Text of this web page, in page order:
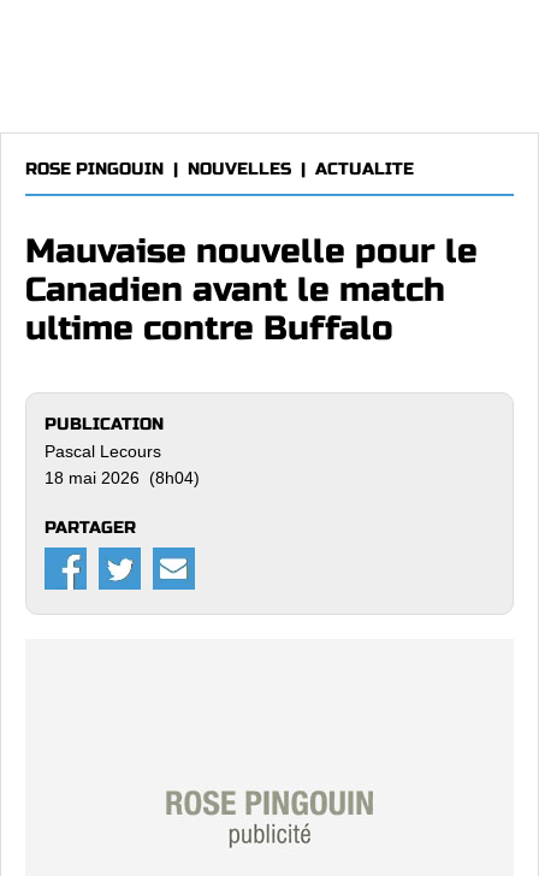
ROSE PINGOUIN | NOUVELLES | ACTUALITE
Mauvaise nouvelle pour le
Canadien avant le match
ultime contre Buffalo
PUBLICATION
Pascal Lecours
18 mai 2026 (8h04)
PARTAGER